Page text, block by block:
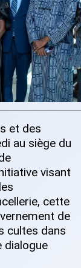
et des
au siège du
visant
cette
de
cultes dans
dialogue